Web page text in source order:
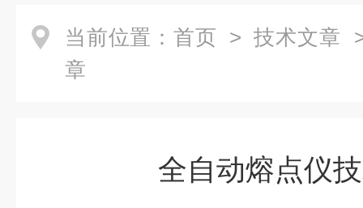
当前位置： 首页 > 技术文章
章
全自动熔点仪